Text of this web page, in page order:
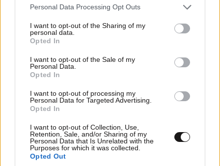
Please note that this website/app uses one or more Google
not limited to your visit or usage behaviour. You may click to
grant or deny consent to Google and its third-party tags to
use your data for below specified purposes in below Google
consent section.
Personal Data Processing Opt Outs
I want to opt-out of the Sharing of my
personal data.
Opted In
I want to opt-out of the Sale of my
Personal Data.
Opted In
I want to opt-out of processing my
Personal Data for Targeted Advertising.
Opted In
I want to opt-out of Collection, Use,
Retention, Sale, and/or Sharing of my
Personal Data that Is Unrelated with the
Purposes for which it was collected.
Opted Out
«Κάηκε το σπίτι μας στην Ελλάδα λίγο πριν
μετακομίσουμε»: Απαρηγόρητη η οικογένεια
από τη Βρετανία που είδε το όνειρο ζωής να
γίνεται στάχτη